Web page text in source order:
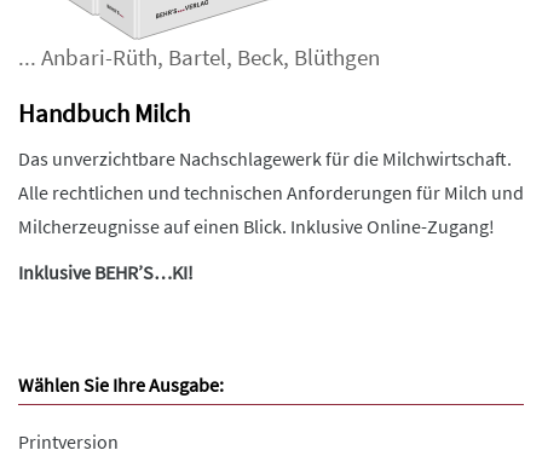
... Anbari-Rüth, Bartel, Beck, Blüthgen
Handbuch Milch
Das unverzichtbare Nachschlagewerk für die Milchwirtschaft.
Alle rechtlichen und technischen Anforderungen für Milch und
Milcherzeugnisse auf einen Blick. Inklusive Online-Zugang!
Inklusive BEHR’S…KI!
Wählen Sie Ihre Ausgabe:
Printversion